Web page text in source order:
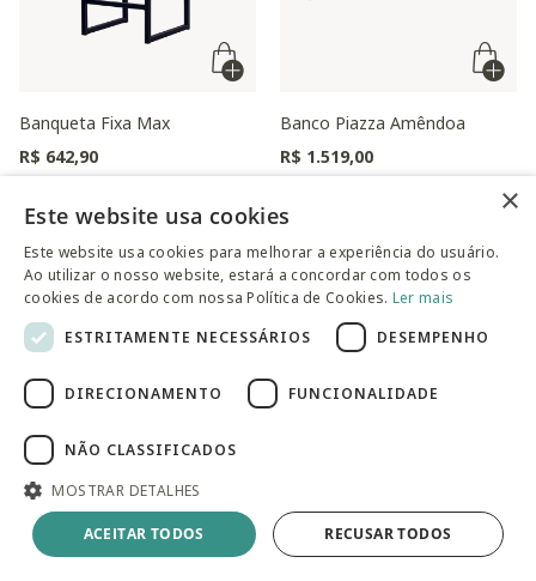
Banqueta Fixa Max
R$ 642,90
Banco Piazza Amêndoa
R$ 1.519,00
Banqueta Hana Preto
R$ 667,90
Grafite, Café e Preto
R$ 772,90
×
Este website usa cookies
Este website usa cookies para melhorar a experiência do usuário.
Ao utilizar o nosso website, estará a concordar com todos os
cookies de acordo com nossa Política de Cookies. Ler mais
ESTRITAMENTE NECESSÁRIOS
DESEMPENHO
DIRECIONAMENTO FUNCIONALIDADE
NÃO CLASSIFICADOS
MOSTRAR DETALHES
ACEITAR TODOS RECUSAR TODOS